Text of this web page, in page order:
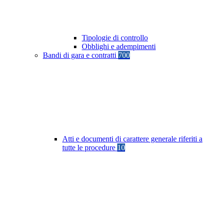
Tipologie di controllo
Obblighi e adempimenti
Bandi di gara e contratti 700
Atti e documenti di carattere generale riferiti a
tutte le procedure 10